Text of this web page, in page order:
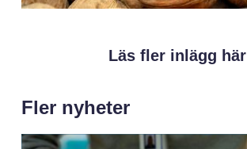
Läs fler inlägg här
Fler nyheter